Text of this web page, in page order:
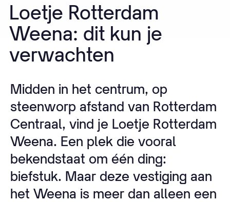
Loetje Rotterdam
Weena: dit kun je
verwachten
Midden in het centrum, op
steenworp afstand van Rotterdam
Centraal, vind je Loetje Rotterdam
Weena. Een plek die vooral
bekendstaat om één ding:
biefstuk. Maar deze vestiging aan
het Weena is meer dan alleen een